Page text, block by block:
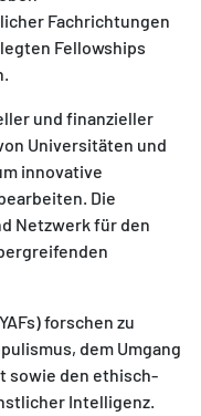
Fachrichtungen
Fellowships
und finanzieller
Universitäten und
innovative
Die
Netzwerk für den
forschen zu
dem Umgang
sowie den ethisch-
Intelligenz.